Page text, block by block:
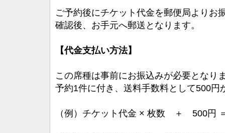
ご予約後にチケット代金を郵便局よりお
確認後、お手元へ郵送となります。
【代金支払い方法】
この席種は事前にお振込みが必要となり
予約1件に付き、送料手数料として500円
（例）チケット代金 × 枚数 ＋ 500円